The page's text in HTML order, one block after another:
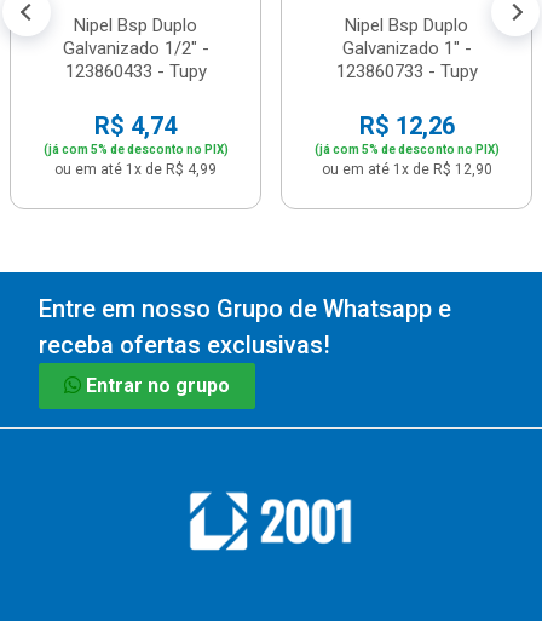
Nipel Bsp Duplo
Galvanizado 1/2" -
123860433 - Tupy
R$ 4,74
(já com 5% de desconto no PIX)
ou em até 1x de R$ 4,99
Nipel Bsp Duplo
Galvanizado 1" -
123860733 - Tupy
R$ 12,26
(já com 5% de desconto no PIX)
ou em até 1x de R$ 12,90
Entre em nosso Grupo de Whatsapp e
receba ofertas exclusivas!
Entrar no grupo